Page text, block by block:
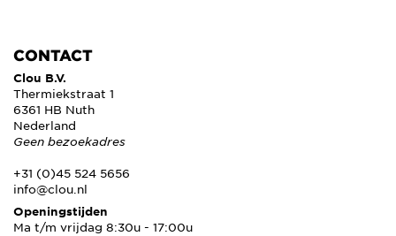
CONTACT
Clou B.V.
Thermiekstraat 1
6361 HB Nuth
Nederland
Geen bezoekadres
+31 (0)45 524 5656
info@clou.nl
Openingstijden
Ma t/m vrijdag 8:30u - 17:00u